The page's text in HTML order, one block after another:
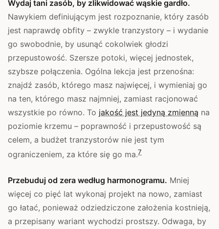
Wydaj tani zasób, by zlikwidować wąskie gardło.
Nawykiem definiującym jest rozpoznanie, który zasób
jest naprawdę obfity – zwykle tranzystory – i wydanie
go swobodnie, by usunąć cokolwiek głodzi
przepustowość. Szersze potoki, więcej jednostek,
szybsze połączenia. Ogólna lekcja jest przenośna:
znajdź zasób, którego masz najwięcej, i wymieniaj go
na ten, którego masz najmniej, zamiast racjonować
wszystkie po równo. To jakość jest jedyną zmienną na
poziomie krzemu – poprawność i przepustowość są
celem, a budżet tranzystorów nie jest tym
ograniczeniem, za które się go ma.7
Przebuduj od zera według harmonogramu. Mniej
więcej co pięć lat wykonaj projekt na nowo, zamiast
go łatać, ponieważ odziedziczone założenia kostnieją,
a przepisany wariant wychodzi prostszy. Odwaga, by